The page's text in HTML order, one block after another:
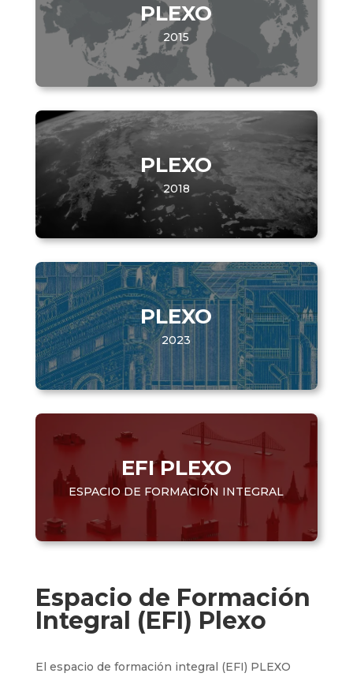
PLEXO
2015
PLEXO
2018
PLEXO
2023
EFI PLEXO
ESPACIO DE FORMACIÓN INTEGRAL
Espacio de Formación
Integral (EFI) Plexo
El espacio de formación integral (EFI) PLEXO